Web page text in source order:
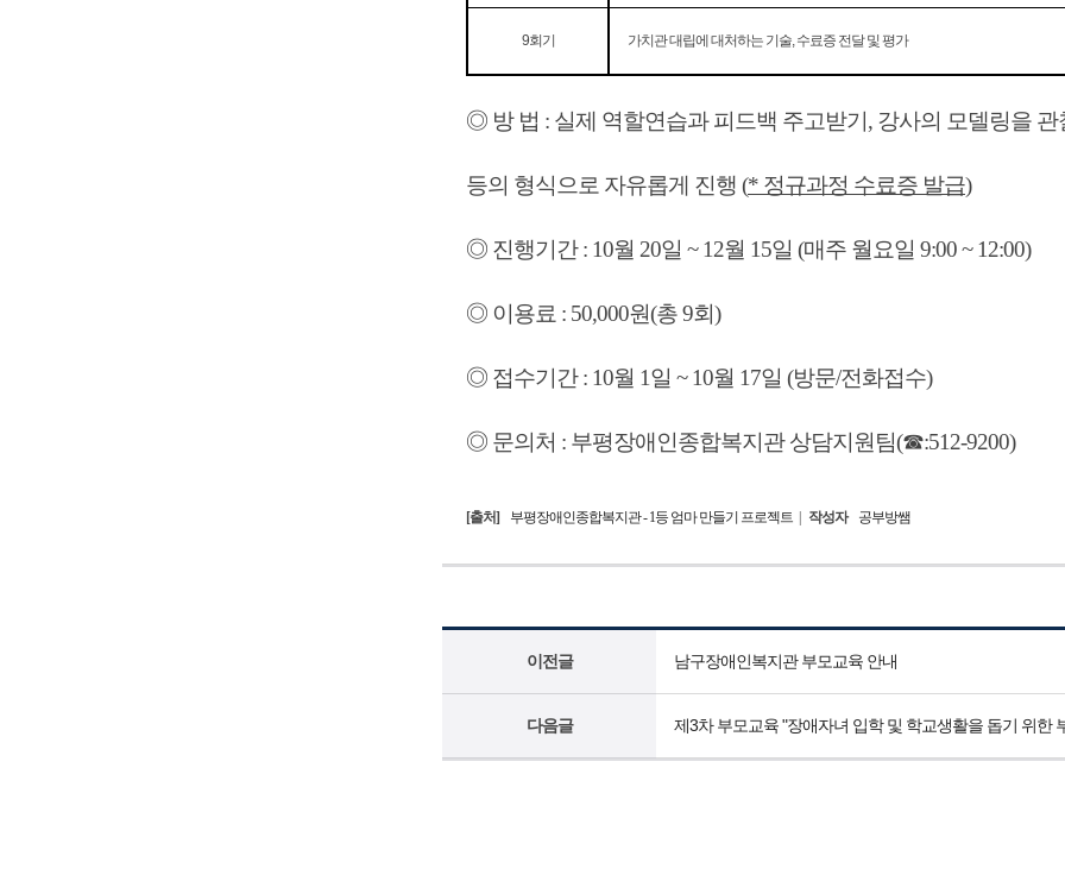
9회기 가치관 대립에 대처하는 기술, 수료증 전달 및 평가
◎ 방 법 : 실제 역할연습과 피드백 주고받기, 강사의 모델링을 관
등의 형식으로 자유롭게 진행 (* 정규과정 수료증 발급)
◎ 진행기간 : 10월 20일 ~ 12월 15일 (매주 월요일 9:00 ~ 12:00)
◎ 이용료 : 50,000원(총 9회)
◎ 접수기간 : 10월 1일 ~ 10월 17일 (방문/전화접수)
◎ 문의처 : 부평장애인종합복지관 상담지원팀(☎:512-9200)
[출처] 부평장애인종합복지관 - 1등 엄마 만들기 프로젝트 작성자 공부방쌤
이전글 남구장애인복지관 부모교육 안내
다음글 제3차 부모교육 "장애자녀 입학 및 학교생활을 돕기 위한